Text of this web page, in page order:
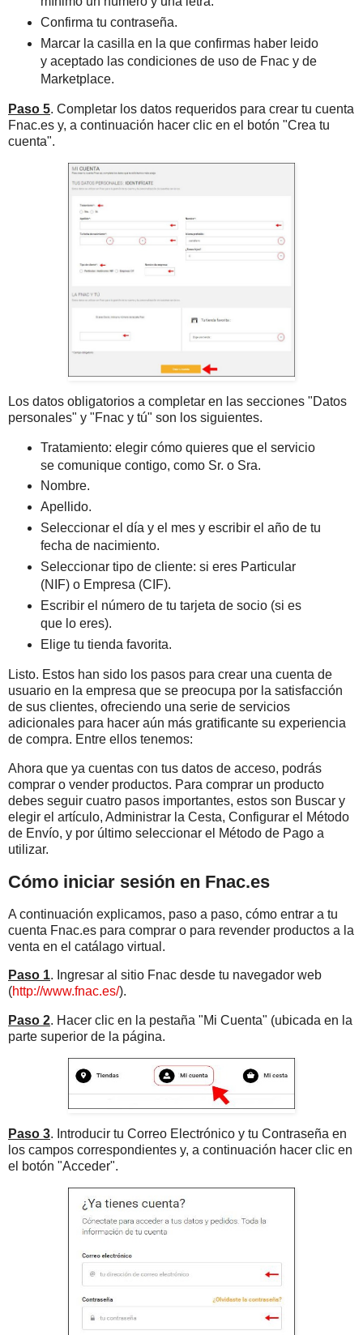
Confirma tu contraseña.
Marcar la casilla en la que confirmas haber leido
y aceptado las condiciones de uso de Fnac y de
Marketplace.
Paso 5. Completar los datos requeridos para crear tu cuenta
Fnac.es y, a continuación hacer clic en el botón "Crea tu
cuenta".
Los datos obligatorios a completar en las secciones "Datos
personales" y "Fnac y tú" son los siguientes.
Tratamiento: elegir cómo quieres que el servicio
se comunique contigo, como Sr. o Sra.
Nombre.
Apellido.
Seleccionar el día y el mes y escribir el año de tu
fecha de nacimiento.
Seleccionar tipo de cliente: si eres Particular
(NIF) o Empresa (CIF).
Escribir el número de tu tarjeta de socio (si es
que lo eres).
Elige tu tienda favorita.
Listo. Estos han sido los pasos para crear una cuenta de
usuario en la empresa que se preocupa por la satisfacción
de sus clientes, ofreciendo una serie de servicios
adicionales para hacer aún más gratificante su experiencia
de compra. Entre ellos tenemos:
Ahora que ya cuentas con tus datos de acceso, podrás
comprar o vender productos. Para comprar un producto
debes seguir cuatro pasos importantes, estos son Buscar y
elegir el artículo, Administrar la Cesta, Configurar el Método
de Envío, y por último seleccionar el Método de Pago a
utilizar.
Cómo iniciar sesión en Fnac.es
A continuación explicamos, paso a paso, cómo entrar a tu
cuenta Fnac.es para comprar o para revender productos a la
venta en el catálago virtual.
Paso 1. Ingresar al sitio Fnac desde tu navegador web
(http://www.fnac.es/).
Paso 2. Hacer clic en la pestaña "Mi Cuenta" (ubicada en la
parte superior de la página.
Paso 3. Introducir tu Correo Electrónico y tu Contraseña en
los campos correspondientes y, a continuación hacer clic en
el botón "Acceder".